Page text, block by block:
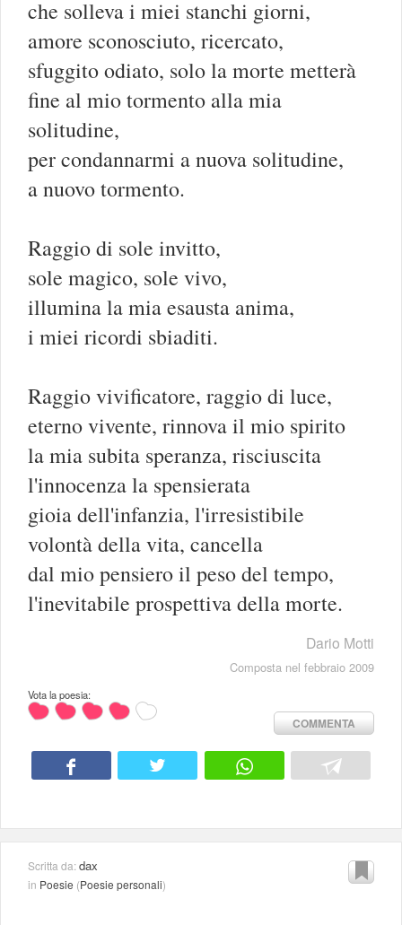
che solleva i miei stanchi giorni,
amore sconosciuto, ricercato,
sfuggito odiato, solo la morte metterà
fine al mio tormento alla mia
solitudine,
per condannarmi a nuova solitudine,
a nuovo tormento.
Raggio di sole invitto,
sole magico, sole vivo,
illumina la mia esausta anima,
i miei ricordi sbiaditi.
Raggio vivificatore, raggio di luce,
eterno vivente, rinnova il mio spirito
la mia subita speranza, risciuscita
l'innocenza la spensierata
gioia dell'infanzia, l'irresistibile
volontà della vita, cancella
dal mio pensiero il peso del tempo,
l'inevitabile prospettiva della morte.
Dario Motti
Composta nel febbraio 2009
Vota la poesia:
COMMENTA
Scritta da:dax
in Poesie (Poesie personali)